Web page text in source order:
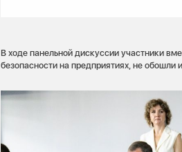
В ходе панельной дискуссии участники
безопасности на предприятиях, не